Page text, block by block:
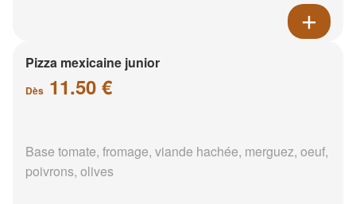
Pizza mexicaine junior
Dès 11.50 €
Base tomate, fromage, viande hachée, merguez, oeuf,
poivrons, olives